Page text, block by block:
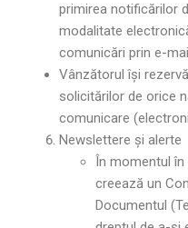
primirea notificărilor
modalitate
comunicări prin e-
Vânzătorul își
solicitărilor de orice
comunicare
Newslettere și alerte
În momentul în
creează un
Documentul